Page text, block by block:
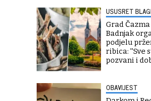
USUSRET
Grad Čazma
Badnjak
podjelu
ribica: ''Sve
pozvani i
OBAVIJEST